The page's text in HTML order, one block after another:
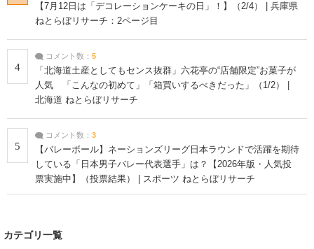
【7月12日は「デコレーションケーキの日」！】（2/4） | 兵庫県
ねとらぼリサーチ：2ページ目
4
コメント数： 5
「北海道土産としてもセンス抜群」六花亭の“店舗限定”お菓子が
人気 「こんなの初めて」「箱買いするべきだった」（1/2） |
北海道 ねとらぼリサーチ
5
コメント数： 3
【バレーボール】ネーションズリーグ日本ラウンドで活躍を期待
している「日本男子バレー代表選手」は？【2026年版・人気投
票実施中】（投票結果） | スポーツ ねとらぼリサーチ
カテゴリ一覧